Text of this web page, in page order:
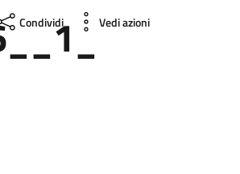
Condividi Vedi azioni